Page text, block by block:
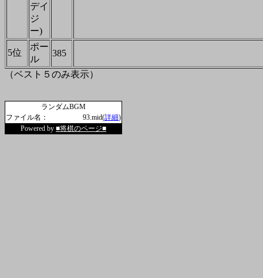
デイ
ジ
ー)
5位
ポー
ル
385
（ベスト５のみ表示）
ランダムBGM
ファイル名：
93.mid(詳細)
Powered by ■将棋のページ■